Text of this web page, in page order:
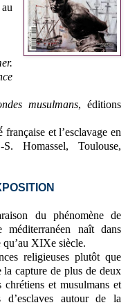
musulmans, éditions
française et l’esclavage en
S. Homassel, Toulouse,
du phénomène de
méditerranéen naît dans
qu’au XIXe siècle.
religieuses plutôt que
la capture de plus de deux
et musulmans et
autour de la